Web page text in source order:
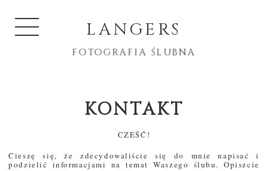
FOTOGRAFIA ŚLUBNA
LANGERS
KONTAKT
CZEŚĆ!
Cieszę się, że zdecydowaliście się do mnie napisać i
podzielić informacjami na temat Waszego ślubu. Opiszcie